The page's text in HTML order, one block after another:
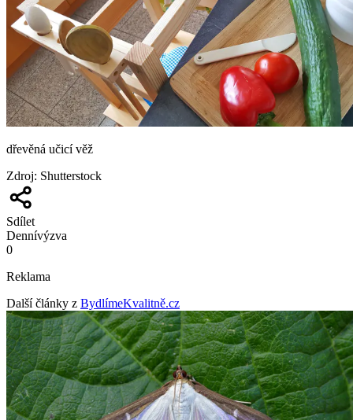
dřevěná učicí věž
Zdroj: Shutterstock
Sdílet
Dennívýzva
0
Reklama
Další články z BydlímeKvalitně.cz